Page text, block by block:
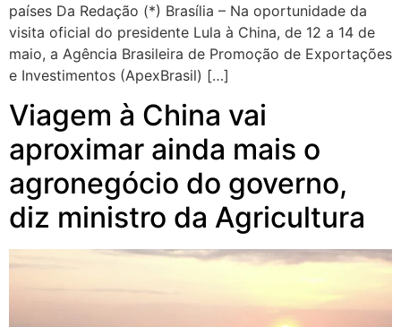
países Da Redação (*) Brasília – Na oportunidade da
visita oficial do presidente Lula à China, de 12 a 14 de
maio, a Agência Brasileira de Promoção de Exportações
e Investimentos (ApexBrasil) […]
Viagem à China vai
aproximar ainda mais o
agronegócio do governo,
diz ministro da Agricultura